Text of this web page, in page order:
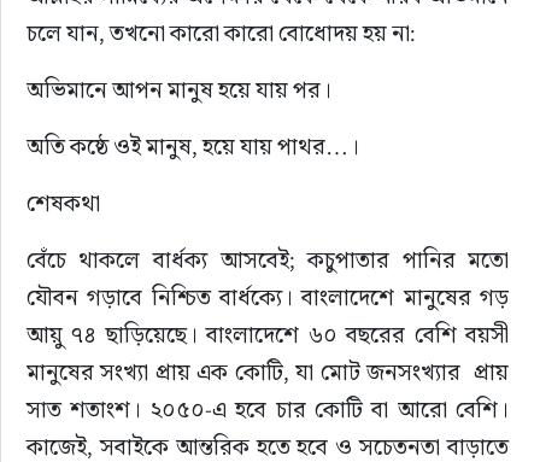
চলে যান, তখনো কারো কারো বোধোদয় হয় না:
অভিমানে আপন মানুষ হয়ে যায় পর।
অতি কষ্ঠে ওই মানুষ, হয়ে যায় পাথর…।
শেষকথা
বেঁচে থাকলে বার্ধক্য আসবেই; কচুপাতার পানির মতো
যৌবন গড়াবে নিশ্চিত বার্ধক্যে। বাংলাদেশে মানুষের গড়
আয়ু ৭৪ ছাড়িয়েছে। বাংলাদেশে ৬০ বছরের বেশি বয়সী
মানুষের সংখ্যা প্রায় এক কোটি, যা মোট জনসংখ্যার  প্রায়
সাত শতাংশ। ২০৫০-এ হবে চার কোটি বা আরো বেশি।
কাজেই, সবাইকে আন্তরিক হতে হবে ও সচেতনতা বাড়াতে